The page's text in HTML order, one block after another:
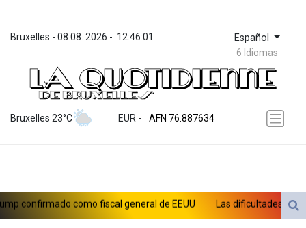
Bruxelles - 08.08. 2026 - 12:46:03 Español
6 Idiomas
Bruxelles 23°C EUR -
AED 4.245913
AED 4.245913
ALL 93.218842
AMD 422.094755
AWG 2.082489
AZN 1.97002
Las dificultades en Cisjordania impulsan el éxodo de los